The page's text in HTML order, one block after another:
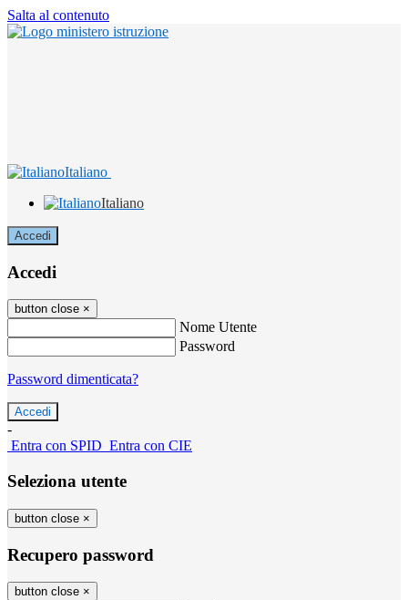
Salta al contenuto
Italiano
Italiano
Accedi
Accedi
button close ×
Nome Utente
Password
Password dimenticata?
-
Entra con SPID Entra con CIE
Seleziona utente
button close ×
Recupero password
button close ×